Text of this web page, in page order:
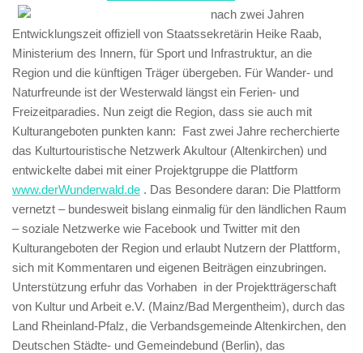
nach zwei Jahren
Entwicklungszeit offiziell von Staatssekretärin Heike Raab,
Ministerium des Innern, für Sport und Infrastruktur, an die
Region und die künftigen Träger übergeben. Für Wander- und
Naturfreunde ist der Westerwald längst ein Ferien- und
Freizeitparadies. Nun zeigt die Region, dass sie auch mit
Kulturangeboten punkten kann: Fast zwei Jahre recherchierte
das Kulturtouristische Netzwerk Akultour (Altenkirchen) und
entwickelte dabei mit einer Projektgruppe die Plattform
www.derWunderwald.de . Das Besondere daran: Die Plattform
vernetzt – bundesweit bislang einmalig für den ländlichen Raum
– soziale Netzwerke wie Facebook und Twitter mit den
Kulturangeboten der Region und erlaubt Nutzern der Plattform,
sich mit Kommentaren und eigenen Beiträgen einzubringen.
Unterstützung erfuhr das Vorhaben in der Projektträgerschaft
von Kultur und Arbeit e.V. (Mainz/Bad Mergentheim), durch das
Land Rheinland-Pfalz, die Verbandsgemeinde Altenkirchen, den
Deutschen Städte- und Gemeindebund (Berlin), das